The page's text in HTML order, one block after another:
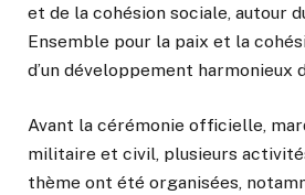
et de la cohésion sociale, autour
Ensemble pour la paix et la
d’un développement harmonieux
Avant la cérémonie officielle,
militaire et civil, plusieurs
thème ont été organisées,